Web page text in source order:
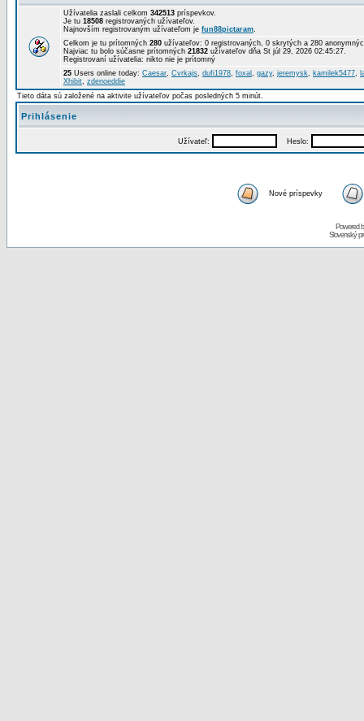
Užívatelia zaslali celkom 342513 príspevkov.
Je tu 18508 registrovaných užívateľov.
Najnovším registrovaným užívateľom je fun88pictaram.
Celkom je tu prítomných 280 užívateľov: 0 registrovaných, 0 skrytých a 280
Najviac tu bolo súčasne prítomných 21832 užívateľov dňa St júl 29, 2026 02:45:27.
Registrovaní užívatelia: nikto nie je prítomný
25 Users online today: Caesar, Cvrkajs, dufi1978, foxal , gazy, jeremysk, kamilek5477,
Xhibit, zdenoeddie
Tieto dáta sú založené na aktivite užívateľov počas posledných 5 minút.
Prihlásenie
Užívateľ: Heslo:
Nové príspevky
Powered
Slovenský